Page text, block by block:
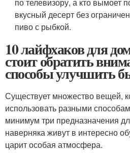
вкусный десерт без
пиво с рыбкой.
10 лайфхаков для
стоит обратить
способы улучшить
Существует множество вещей,
использовать разными
минимум три предназначения
наверняка живут в интересно
царит особая атмосфера.